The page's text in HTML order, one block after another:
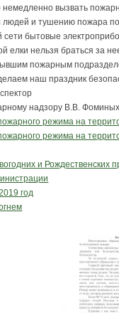
вызвать
людей и тушению пожара
сети бытовые
елки нельзя браться за
пожарным
наш праздник
надзору В.В.
режима на
режима на
и Рождественских
год